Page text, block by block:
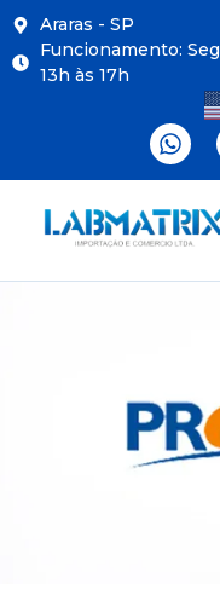
Araras - SP
Funcionamento:
13h às 17h